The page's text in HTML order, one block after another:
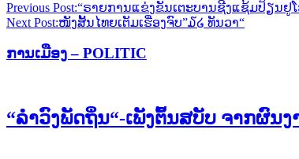
Previous Post:“ຣາຍການແຂ່ງຂັນເຕະບານຊີງແຊ້ມປ້ຽນຢູໂ
Next Post:ໜັງສັ້ນໄທຍເຕັມເຮື່ອງຈົບ”໓໒ ທັນວາ“
ການເມືອງ – POLITIC
“ລຳວົງພັດຖິ່ນ“-ເພັງຕົ້ນສບັບ ຈາກຜົນ